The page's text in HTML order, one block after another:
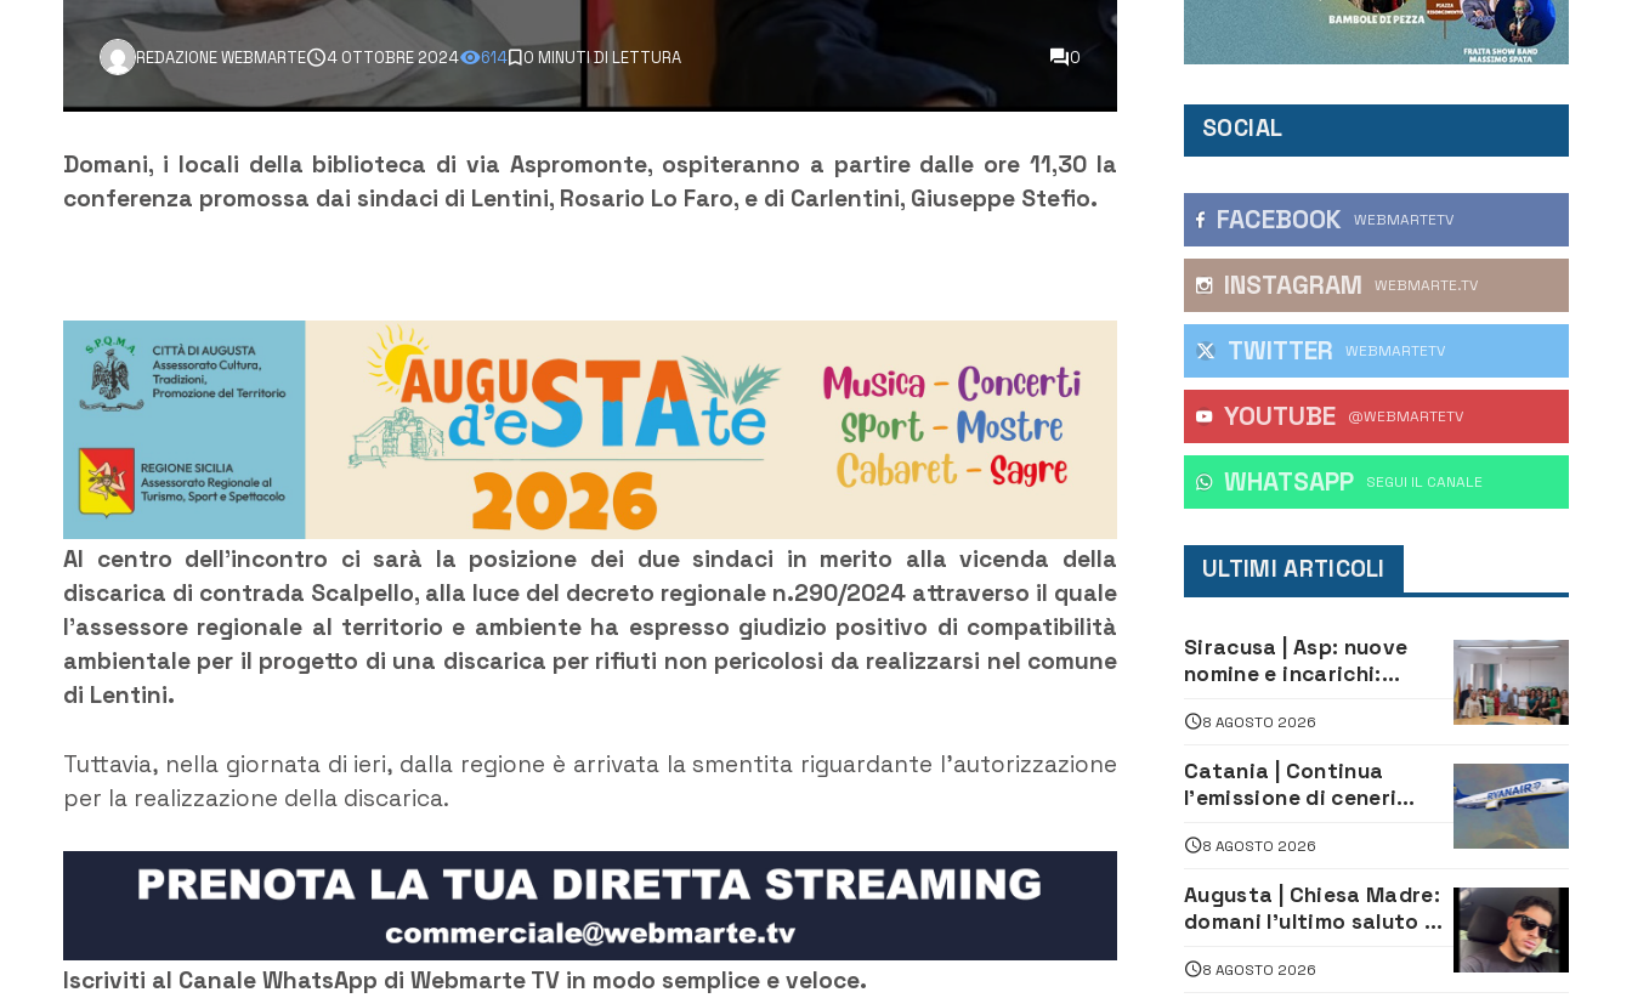
REDAZIONE WEBMARTE 4 OTTOBRE 2024 614 0 MINUTI DI LETTURA 0
Domani, i locali della biblioteca di via Aspromonte, ospiteranno a partire dalle ore 11,30 la
conferenza promossa dai sindaci di Lentini, Rosario Lo Faro, e di Carlentini, Giuseppe Stefio.
Al centro dell’incontro ci sarà la posizione dei due sindaci in merito alla vicenda della
discarica di contrada Scalpello, alla luce del decreto regionale n.290/2024 attraverso il quale
l’assessore regionale al territorio e ambiente ha espresso giudizio positivo di compatibilità
ambientale per il progetto di una discarica per rifiuti non pericolosi da realizzarsi nel comune
di Lentini.
Tuttavia, nella giornata di ieri, dalla regione è arrivata la smentita riguardante l’autorizzazione
per la realizzazione della discarica.
Iscriviti al Canale WhatsApp di Webmarte TV in modo semplice e veloce.
SOCIAL
FACEBOOK WEBMARTETV
INSTAGRAM WEBMARTE.TV
TWITTER WEBMARTETV
YOUTUBE @WEBMARTETV
WHATSAPP ‎SEGUI IL CANALE
ULTIMI ARTICOLI
Siracusa | Asp: nuove
nomine e incarichi:
di Sanità pubblica,
Matteliano al Servizio
Legale
8 AGOSTO 2026
Catania | Continua
l’emissione di ceneri
attività all’aeroporto di
Fontanarossa
8 AGOSTO 2026
Augusta | Chiesa Madre:
domani l’ultimo saluto ad
morto in un incidente
8 AGOSTO 2026